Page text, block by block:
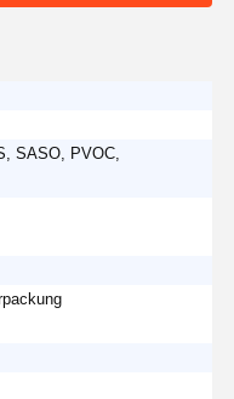
SASO, PVOC,